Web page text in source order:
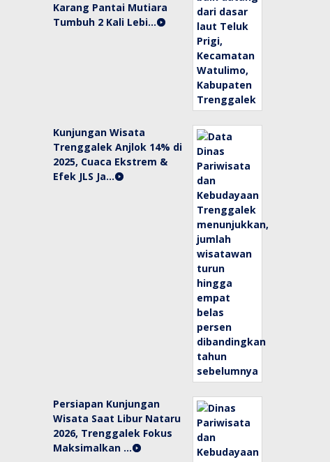
Karang Pantai Mutiara
Tumbuh 2 Kali Lebi…
Kunjungan Wisata
Trenggalek Anjlok 14% di
2025, Cuaca Ekstrem &
Efek JLS Ja…
Persiapan Kunjungan
Wisata Saat Libur Nataru
2026, Trenggalek Fokus
Maksimalkan …